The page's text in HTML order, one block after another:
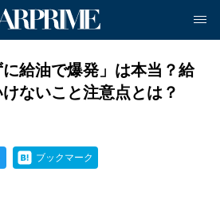
に給油で爆発」は本当？給
ないこと注意点とは？
ブックマーク